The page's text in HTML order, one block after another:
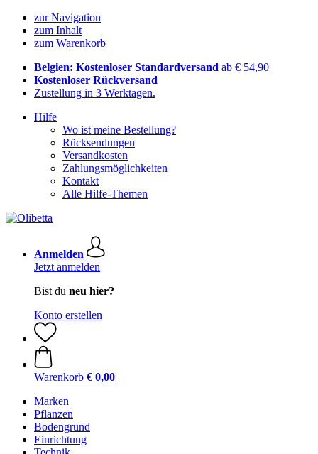
zur Navigation
zum Inhalt
zum Warenkorb
Belgien: Kostenloser Standardversand ab € 54,90
Kostenloser Rückversand
Zustellung in 3 Werktagen.
Hilfe
Wo ist meine Bestellung?
Rücksendungen
Versandkosten
Zahlungsmöglichkeiten
Kontakt
Alle Hilfe-Themen
Anmelden
Jetzt anmelden
Bist du neu hier?
Konto erstellen
Warenkorb € 0,00
Marken
Pflanzen
Bodengrund
Einrichtung